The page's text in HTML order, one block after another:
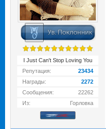
I Just Can't Stop Loving You
Репутация:
23434
Награды:
2272
Сообщения:
22262
Из:
Горловка